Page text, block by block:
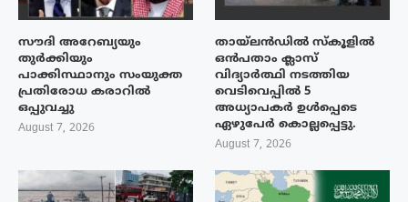
സൗദി അറേബ്യയും
തുർക്കിയും
പാക്കിസ്ഥാനും സംയുക്ത
പ്രതിരോധ കരാറിൽ
ഒപ്പുവച്ചു
August 7, 2026
തായ്‌ലൻഡിൽ സ്കൂളിൽ
ഒൻപതാം ക്ലാസ്
വിദ്യാർത്ഥി നടത്തിയ
വെടിവെപ്പിൽ 5
അധ്യാപകർ ഉൾപ്പെടെ
ഏഴുപേർ കൊല്ലപ്പെട്ടു.
August 7, 2026